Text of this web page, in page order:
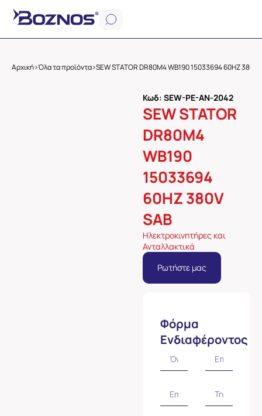
Αρχική>Όλα τα προϊόντα>SEW STATOR DR80M4 WB190 15033694 60HZ 380V
Κωδ: SEW-PE-AN-2042
SEW STATOR
DR80M4
WB190
15033694
60HZ 380V
SAB
Ηλεκτροκινητήρες και
Ανταλλακτικά
Ρωτήστε μας
Φόρμα
Ενδιαφέροντος